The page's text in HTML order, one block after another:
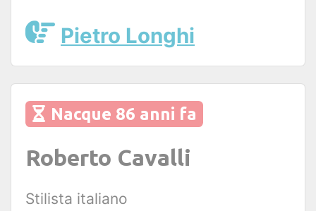
Pietro Longhi
Nacque 86 anni fa
Roberto Cavalli
Stilista italiano